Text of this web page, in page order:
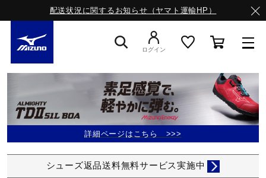
配送状況に関するお知らせ（ヤマト運輸HP）
ライフスタイルウエア
ランニング
ログイン
詳細ページはこちら >>>
シューズ返品送料無料サービス実施中